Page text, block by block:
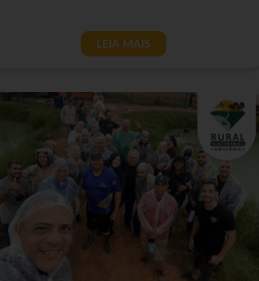
LEIA MAIS